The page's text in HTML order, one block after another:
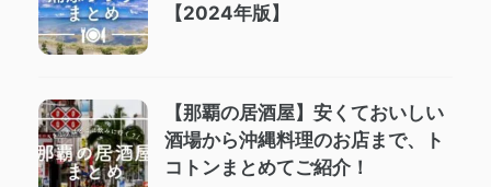
【2024年版】
【那覇の居酒屋】安くておいしい
酒場から沖縄料理のお店まで、ト
コトンまとめてご紹介！